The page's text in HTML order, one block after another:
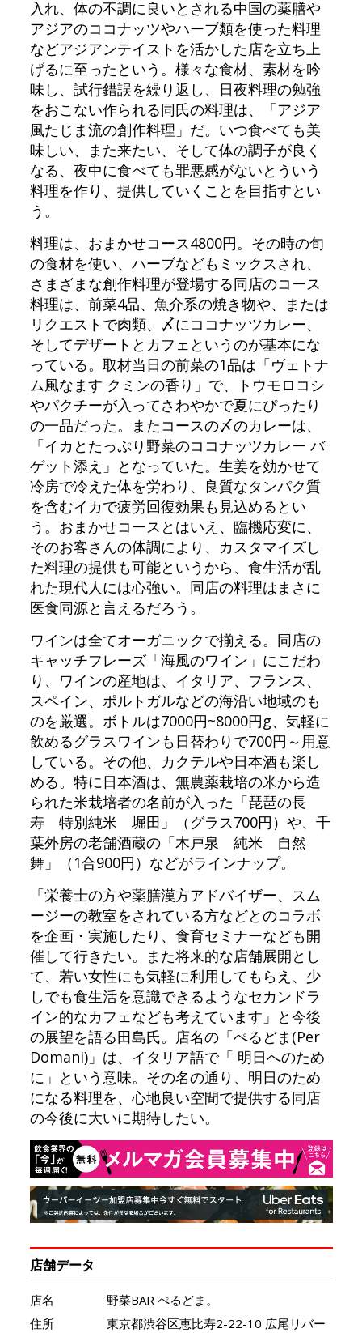
入れ、体の不調に良いとされる中国の薬膳や
アジアのココナッツやハーブ類を使った料理
などアジアンテイストを活かした店を立ち上
げるに至ったという。様々な食材、素材を吟
味し、試行錯誤を繰り返し、日夜料理の勉強
をおこない作られる同氏の料理は、「アジア
風たじま流の創作料理」だ。いつ食べても美
味しい、また来たい、そして体の調子が良く
なる、夜中に食べても罪悪感がないとういう
料理を作り、提供していくことを目指すとい
う。
料理は、おまかせコース4800円。その時の旬
の食材を使い、ハーブなどもミックスされ、
さまざまな創作料理が登場する同店のコース
料理は、前菜4品、魚介系の焼き物や、または
リクエストで肉類、〆にココナッツカレー、
そしてデザートとカフェというのが基本にな
っている。取材当日の前菜の1品は「ヴェトナ
ム風なます クミンの香り」で、トウモロコシ
やパクチーが入ってさわやかで夏にぴったり
の一品だった。またコースの〆のカレーは、
「イカとたっぷり野菜のココナッツカレー バ
ゲット添え」となっていた。生姜を効かせて
冷房で冷えた体を労わり、良質なタンパク質
を含むイカで疲労回復効果も見込めるとい
う。おまかせコースとはいえ、臨機応変に、
そのお客さんの体調により、カスタマイズし
た料理の提供も可能というから、食生活が乱
れた現代人には心強い。同店の料理はまさに
医食同源と言えるだろう。
ワインは全てオーガニックで揃える。同店の
キャッチフレーズ「海風のワイン」にこだわ
り、ワインの産地は、イタリア、フランス、
スペイン、ポルトガルなどの海沿い地域のも
のを厳選。ボトルは7000円~8000円g、気軽に
飲めるグラスワインも日替わりで700円～用意
している。その他、カクテルや日本酒も楽し
める。特に日本酒は、無農薬栽培の米から造
られた米栽培者の名前が入った「琵琶の長
寿 特別純米 堀田」（グラス700円）や、千
葉外房の老舗酒蔵の「木戸泉 純米 自然
舞」（1合900円）などがラインナップ。
「栄養士の方や薬膳漢方アドバイザー、スム
ージーの教室をされている方などとのコラボ
を企画・実施したり、食育セミナーなども開
催して行きたい。また将来的な店舗展開とし
て、若い女性にも気軽に利用してもらえ、少
しでも食生活を意識できるようなセカンドラ
イン的なカフェなども考えています」と今後
の展望を語る田島氏。店名の「ぺるどま(Per
Domani)」は、イタリア語で「 明日へのため
に」という意味。その名の通り、明日のため
になる料理を、心地良い空間で提供する同店
の今後に大いに期待したい。
店舗データ
店名
野菜BAR ぺるどま。
住所
東京都渋谷区恵比寿2-22-10 広尾リバー